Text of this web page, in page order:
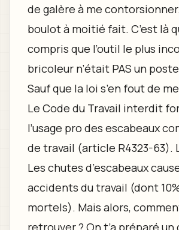
de galère à me
boulot à moitié fait. C’est là
compris que l’outil le plus
bricoleur n’était PAS un
Sauf que la loi s’en fout de
Le Code du Travail interdit
l’usage pro des escabeaux
de travail (article R4323-63).
Les chutes d’escabeaux
accidents du travail (dont
mortels). Mais alors,
retrouver ? On t’a préparé